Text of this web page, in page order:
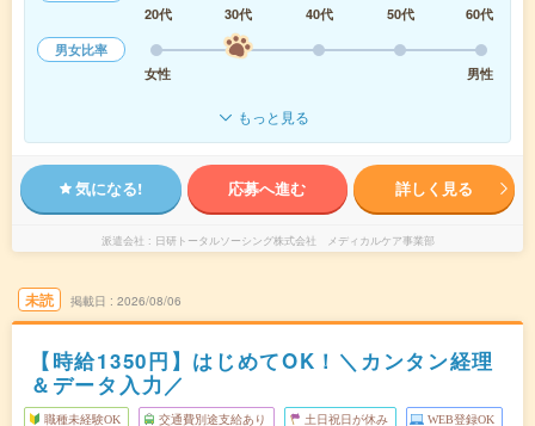
20代
30代 40代 50代
60代
男女比率
女性
男性
もっと見る
気になる! 応募へ進む 詳しく見る
派遣会社 日研トータルソーシング株式会社 メディカルケア事業部
未読 掲載日 2026/08/06
【時給1350円】はじめてOK！＼カンタン経理
＆データ入力／
職種未経験OK 交通費別途支給あり 土日祝日が休み WEB登録OK